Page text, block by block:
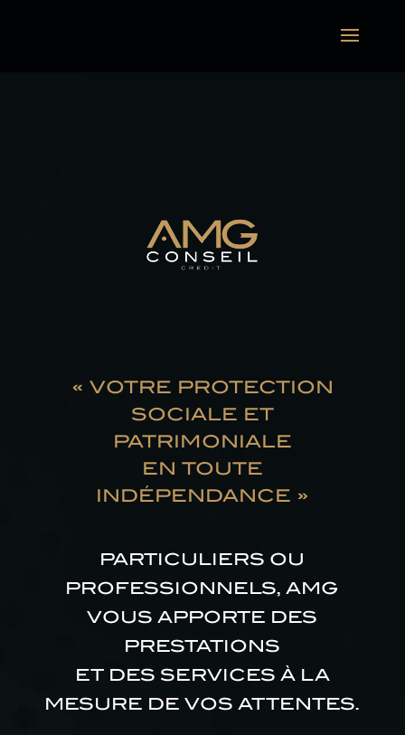
« VOTRE PROTECTION
SOCIALE ET
PATRIMONIALE
EN TOUTE
INDÉPENDANCE »
PARTICULIERS OU
PROFESSIONNELS, AMG
VOUS APPORTE DES
PRESTATIONS
ET DES SERVICES À LA
MESURE DE VOS ATTENTES.